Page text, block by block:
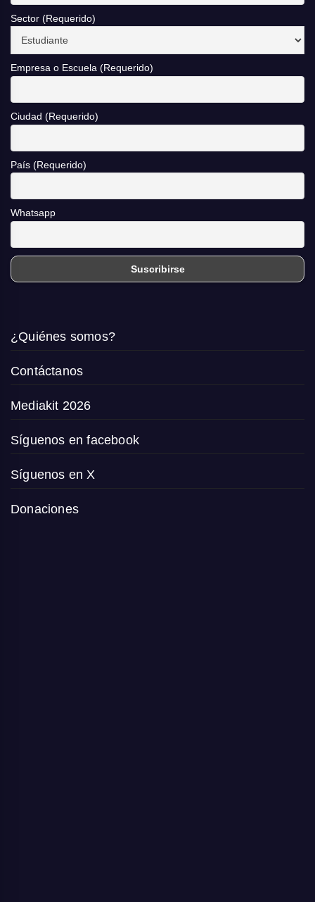
Sector (Requerido)
Empresa o Escuela (Requerido)
Ciudad (Requerido)
País (Requerido)
Whatsapp
¿Quiénes somos?
Contáctanos
Mediakit 2026
Síguenos en facebook
Síguenos en X
Donaciones